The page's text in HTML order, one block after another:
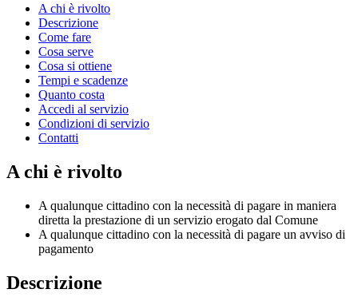
A chi è rivolto
Descrizione
Come fare
Cosa serve
Cosa si ottiene
Tempi e scadenze
Quanto costa
Accedi al servizio
Condizioni di servizio
Contatti
A chi è rivolto
A qualunque cittadino con la necessità di pagare in maniera
diretta la prestazione di un servizio erogato dal Comune
A qualunque cittadino con la necessità di pagare un avviso di
pagamento
Descrizione